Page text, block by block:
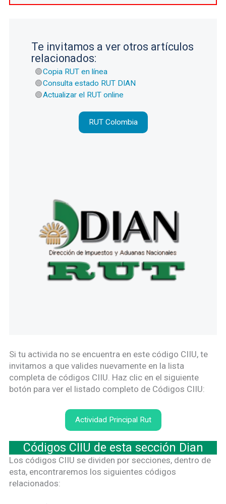
Te invitamos a ver otros artículos
relacionados:
Copia RUT en línea
Consulta estado RUT DIAN
Actualizar el RUT online
RUT Colombia
Si tu activida no se encuentra en este código CIIU, te
invitamos a que valides nuevamente en la lista
completa de códigos CIIU. Haz clic en el siguiente
botón para ver el listado completo de Códigos CIIU:
Actividad Principal Rut
Códigos CIIU de esta sección Dian
Los códigos CIIU se dividen por secciones, dentro de
esta, encontraremos los siguientes códigos
relacionados: